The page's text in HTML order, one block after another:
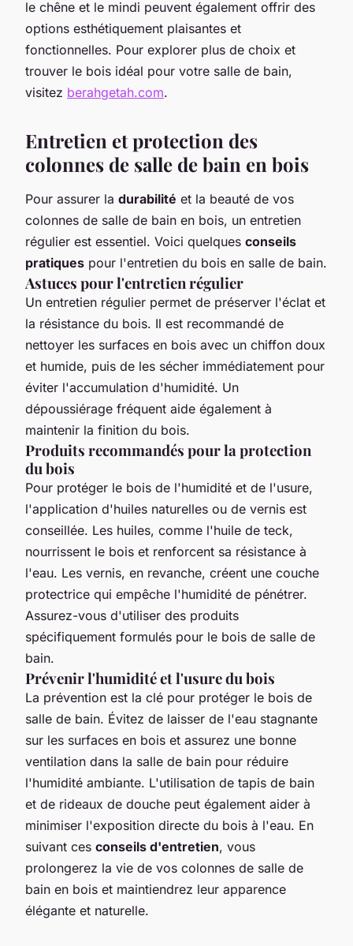
le chêne et le mindi peuvent également offrir des
options esthétiquement plaisantes et
fonctionnelles. Pour explorer plus de choix et
trouver le bois idéal pour votre salle de bain,
visitez berahgetah.com.
Entretien et protection des
colonnes de salle de bain en bois
Pour assurer la durabilité et la beauté de vos
colonnes de salle de bain en bois, un entretien
régulier est essentiel. Voici quelques conseils
pratiques pour l'entretien du bois en salle de bain.
Astuces pour l'entretien régulier
Un entretien régulier permet de préserver l'éclat et
la résistance du bois. Il est recommandé de
nettoyer les surfaces en bois avec un chiffon doux
et humide, puis de les sécher immédiatement pour
éviter l'accumulation d'humidité. Un
dépoussiérage fréquent aide également à
maintenir la finition du bois.
Produits recommandés pour la protection
du bois
Pour protéger le bois de l'humidité et de l'usure,
l'application d'huiles naturelles ou de vernis est
conseillée. Les huiles, comme l'huile de teck,
nourrissent le bois et renforcent sa résistance à
l'eau. Les vernis, en revanche, créent une couche
protectrice qui empêche l'humidité de pénétrer.
Assurez-vous d'utiliser des produits
spécifiquement formulés pour le bois de salle de
bain.
Prévenir l'humidité et l'usure du bois
La prévention est la clé pour protéger le bois de
salle de bain. Évitez de laisser de l'eau stagnante
sur les surfaces en bois et assurez une bonne
ventilation dans la salle de bain pour réduire
l'humidité ambiante. L'utilisation de tapis de bain
et de rideaux de douche peut également aider à
minimiser l'exposition directe du bois à l'eau. En
suivant ces conseils d'entretien, vous
prolongerez la vie de vos colonnes de salle de
bain en bois et maintiendrez leur apparence
élégante et naturelle.